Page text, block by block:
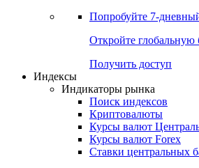
Попробуйте 7-
Откройте глобальную
Получить доступ
Индексы
Индикаторы рынка
Поиск индексов
Криптовалюты
Курсы валют
Курсы валют Forex
Ставки центральных